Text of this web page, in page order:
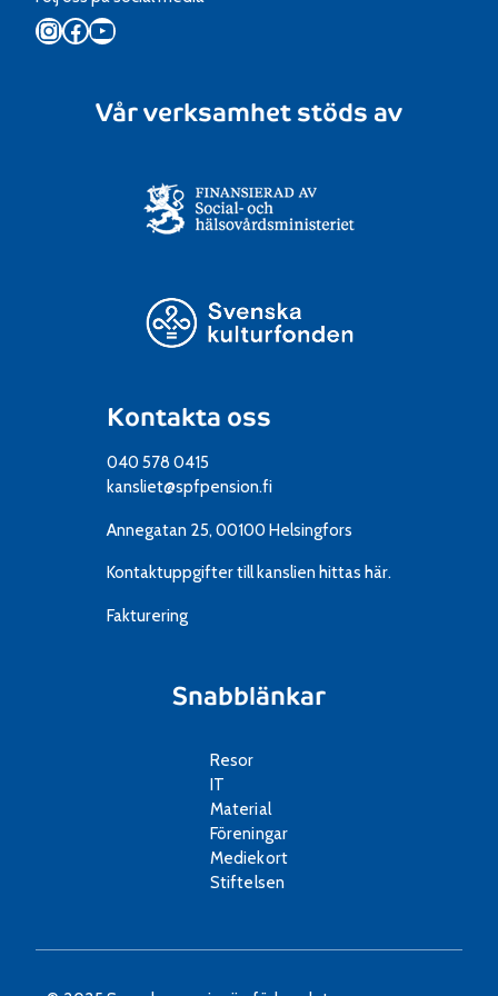
Instagram
Facebook
YouTube
Kontakta oss
040 578 0415
kansliet@spfpension.fi
Annegatan 25, 00100 Helsingfors
Kontaktuppgifter till kanslien hittas här.
Fakturering
Snabblänkar
Resor
IT
Material
Föreningar
Mediekort
Stiftelsen
Vår verksamhet stöds av